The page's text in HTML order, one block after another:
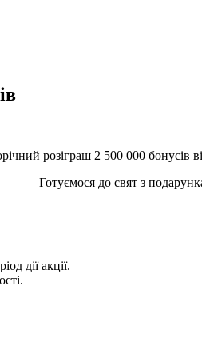
розіграш 2 500 000 бонусів
Готуємося до свят з
дії акції.